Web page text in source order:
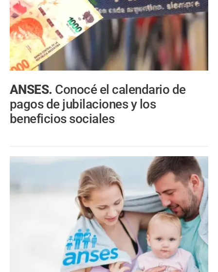
ANSES. Conocé el calendario de
pagos de jubilaciones y los
beneficios sociales